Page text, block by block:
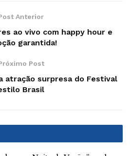
Anterior
ao vivo com happy hour e
garantida!
Post
atração surpresa do Festival
Brasil